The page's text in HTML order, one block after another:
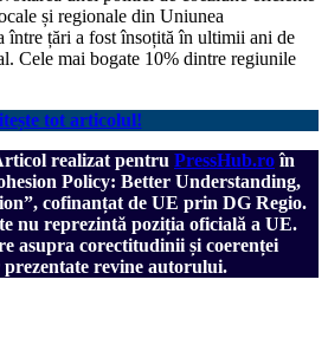
și regionale din Uniunea
între țări a fost însoțită în ultimii ani de
Cele mai bogate 10% dintre regiunile
tot articolul!
realizat pentru PressHub.roîn
Policy: Better Understanding,
cofinanțat de UE prin DG Regio.
nu reprezintă poziția oficială a UE.
asupra corectitudinii și coerenței
revine autorului.